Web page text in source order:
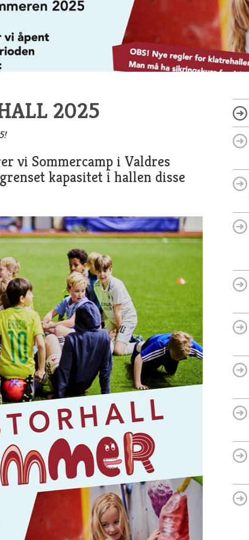
2025
vi Sommercamp i Valdres
kapasitet i hallen disse